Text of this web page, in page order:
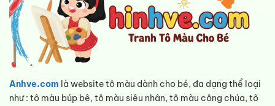
Anhve.com là website tô màu dành cho bé, đa dạng thể loại
như : tô màu búp bê, tô màu siêu nhân, tô màu công chúa, tô